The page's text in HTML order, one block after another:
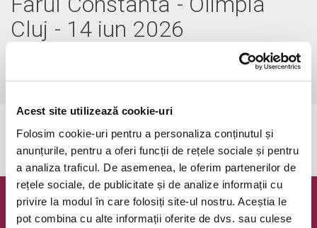
Acest site utilizează cookie-uri
Folosim cookie-uri pentru a personaliza conținutul și
anunțurile, pentru a oferi funcții de rețele sociale și pentru
a analiza traficul. De asemenea, le oferim partenerilor de
rețele sociale, de publicitate și de analize informații cu
privire la modul în care folosiți site-ul nostru. Aceștia le
pot combina cu alte informații oferite de dvs. sau culese
Cluj - 14 iun 2026
Ovidiu, Stadion Central Academia Hagivezi pe harta
Evenimentul a expirat.
Newsletter @ Bilete.ro